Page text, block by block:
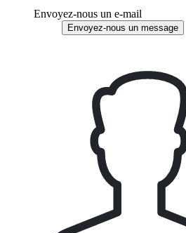
Envoyez-nous un e-mail
Envoyez-nous un message